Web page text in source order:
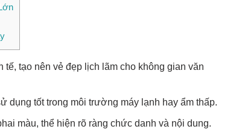
tế, tạo nên vẻ đẹp lịch lãm cho không gian văn
dụng tốt trong môi trường máy lạnh hay ẩm thấp.
màu, thể hiện rõ ràng chức danh và nội dung.